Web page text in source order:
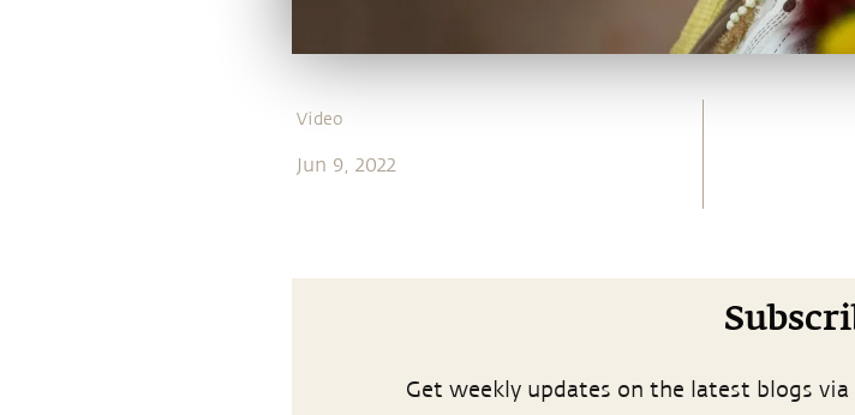
Video
Jun 9, 2022
Get weekly updates on the latest blogs